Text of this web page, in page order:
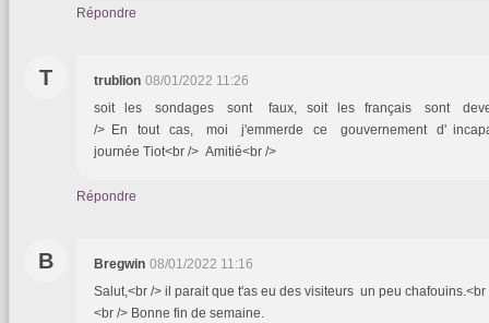
Répondre
T trublion 08/01/2022 11:26
soit les sondages sont faux, soit les français sont
/> En tout cas, moi j'emmerde ce gouvernement d'
journée Tiot<br /> Amitié<br />
Répondre
B Bregwin 08/01/2022 11:16
Salut,<br /> il parait que t'as eu des visiteurs un peu
<br /> Bonne fin de semaine.